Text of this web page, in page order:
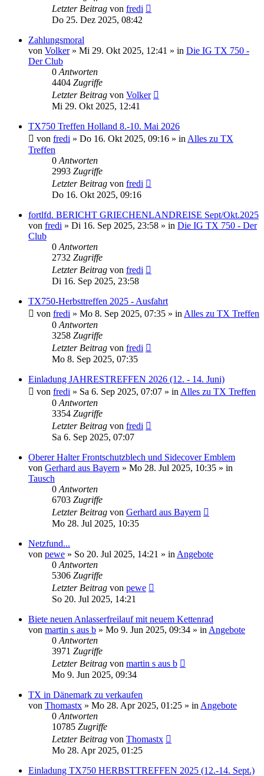
Letzter Beitrag von fredi
Do 25. Dez 2025, 08:42
Zahlungsmoral
von Volker» Mi 29. Okt 2025, 12:41 » in Die IG TX 750 -
Der Club
0 Antworten
4404 Zugriffe
Letzter Beitrag von Volker
Mi 29. Okt 2025, 12:41
TX750 Treffen Holland 8.-10. Mai 2026
von fredi » Do 16. Okt 2025, 09:16 » in Alles zu TX
Treffen
0 Antworten
2993 Zugriffe
Letzter Beitrag von fredi
Do 16. Okt 2025, 09:16
fortlfd. BERICHT GRIECHENLANDREISE Sept/Okt.2025
von fredi » Di 16. Sep 2025, 23:58 » in Die IG TX 750 - Der
Club
0 Antworten
2732 Zugriffe
Letzter Beitrag von fredi
Di 16. Sep 2025, 23:58
TX750-Herbsttreffen 2025 - Ausfahrt
von fredi » Mo 8. Sep 2025, 07:35 » in Alles zu TX Treffen
0 Antworten
3258 Zugriffe
Letzter Beitrag von fredi
Mo 8. Sep 2025, 07:35
Einladung JAHRESTREFFEN 2026 (12. - 14. Juni)
von fredi » Sa 6. Sep 2025, 07:07 » in Alles zu TX Treffen
0 Antworten
3354 Zugriffe
Letzter Beitrag von fredi
Sa 6. Sep 2025, 07:07
Oberer Halter Frontschutzblech und Sidecover Emblem
von Gerhard aus Bayern » Mo 28. Jul 2025, 10:35 » in
Tausch
0 Antworten
6703 Zugriffe
Letzter Beitrag von Gerhard aus Bayern
Mo 28. Jul 2025, 10:35
Netzfund...
von pewe » So 20. Jul 2025, 14:21 » in Angebote
0 Antworten
5306 Zugriffe
Letzter Beitrag von pewe
So 20. Jul 2025, 14:21
Biete neuen Anlasserfreilauf mit neuem Kettenrad
von martin s aus b » Mo 9. Jun 2025, 09:34 » in Angebote
0 Antworten
3971 Zugriffe
Letzter Beitrag von martin s aus b
Mo 9. Jun 2025, 09:34
TX in Dänemark zu verkaufen
von Thomastx » Mo 28. Apr 2025, 01:25 » in Angebote
0 Antworten
10785 Zugriffe
Letzter Beitrag von Thomastx
Mo 28. Apr 2025, 01:25
Einladung TX750 HERBSTTREFFEN 2025 (12.-14. Sept.)